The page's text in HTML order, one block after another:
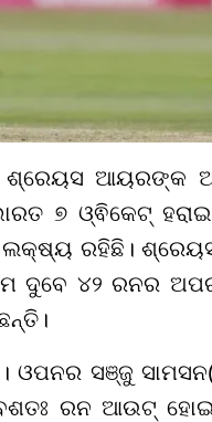
ଶ୍ରେୟସ ଆୟରଙ୍କ
୭ ଓ୍ଵିକେଟ୍
ଲକ୍ଷ୍ୟ ରହିଛି।
ଦୁବେ ୪୨ ରନର
ଓପନର ସଞ୍ଜୁ
ରନ ଆଉଟ୍